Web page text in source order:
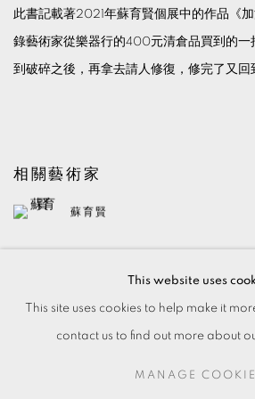
此書記載著2021年蘇育賢個展中的作品《
錄藝術家從樂器行的400元清倉品買到的一
到破碎之後，再拿去請人修復，修完了又回
相關藝術家
蘇育賢
This website uses
This site uses cookies to help make it
contact us to find out more about
MANAGE